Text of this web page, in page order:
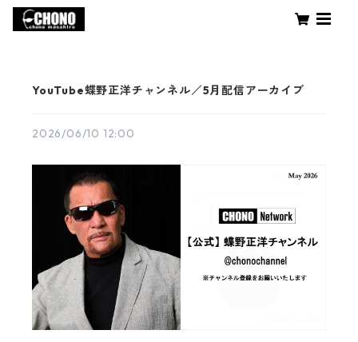
YouTube蝶野正洋チャンネル／5月配信アーカイブ
2026/06/10 12:00